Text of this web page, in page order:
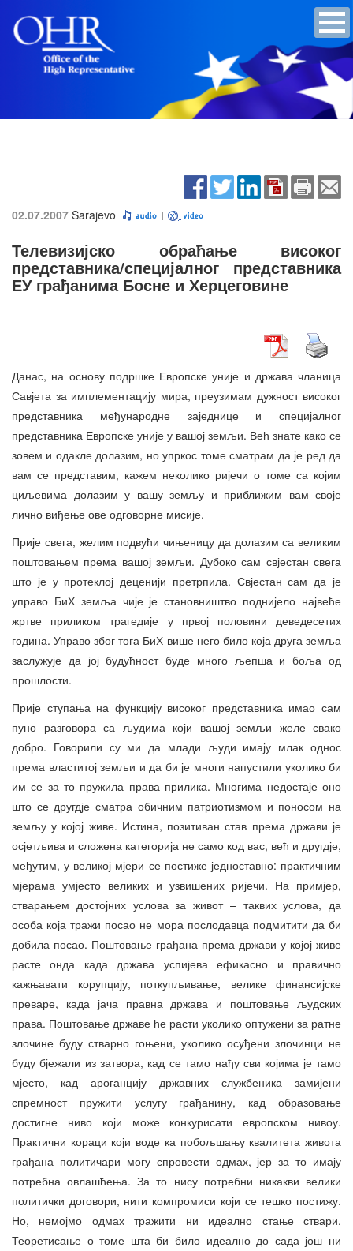
02.07.2007 Sarajevo
Телевизијско обраћање високог
представника/специјалног представника
ЕУ грађанима Босне и Херцеговине
Данас, на основу подршке Европске уније и држава чланица
Савјета за имплементацију мира, преузимам дужност високог
представника међународне заједнице и специјалног
представника Европске уније у вашој земљи. Већ знате како се
зовем и одакле долазим, но упркос томе сматрам да је ред да
вам се представим, кажем неколико ријечи о томе са којим
циљевима долазим у вашу земљу и приближим вам своје
лично виђење ове одговорне мисије.
Прије свега, желим подвући чињеницу да долазим са великим
поштовањем према вашој земљи. Дубоко сам свјестан свега
што је у протеклој деценији претрпила. Свјестан сам да је
управо БиХ земља чије је становништво поднијело највеће
жртве приликом трагедије у првој половини деведесетих
година. Управо због тога БиХ више него било која друга земља
заслужује да јој будућност буде много љепша и боља од
прошлости.
Прије ступања на функцију високог представника имао сам
пуно разговора са људима који вашој земљи желе свако
добро. Говорили су ми да млади људи имају млак однос
према властитој земљи и да би је многи напустили уколико би
им се за то пружила права прилика. Многима недостаје оно
што се другдје сматра обичним патриотизмом и поносом на
земљу у којој живе. Истина, позитиван став према држави је
осјетљива и сложена категорија не само код вас, већ и другдје,
међутим, у великој мјери се постиже једноставно: практичним
мјерама умјесто великих и узвишених ријечи. На примјер,
стварањем достојних услова за живот – таквих услова, да
особа која тражи посао не мора послодавца подмитити да би
добила посао. Поштовање грађана према држави у којој живе
расте онда када држава успијева ефикасно и правично
кажњавати корупцију, поткупљивање, велике финансијске
преваре, када јача правна држава и поштовање људских
права. Поштовање државе ће расти уколико оптужени за ратне
злочине буду стварно гоњени, уколико осуђени злочинци не
буду бјежали из затвора, кад се тамо нађу сви којима је тамо
мјесто, кад ароганцију државних службеника замијени
спремност пружити услугу грађанину, кад образовање
достигне ниво који може конкурисати европском нивоу.
Практични кораци који воде ка побољшању квалитета живота
грађана политичари могу спровести одмах, јер за то имају
потребна овлашћења. За то нису потребни никакви велики
политички договори, нити компромиси који се тешко постижу.
Но, немојмо одмах тражити ни идеално стање ствари.
Теоретисање о томе шта би било идеално до сада још ни